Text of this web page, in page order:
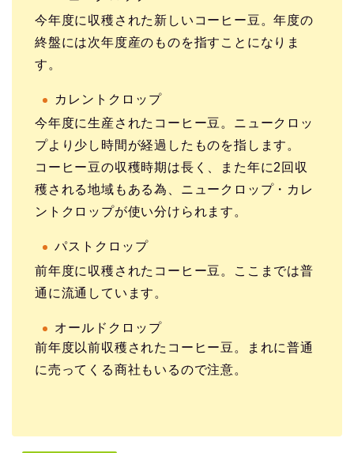
今年度に収穫された新しいコーヒー豆。年度の
終盤には次年度産のものを指すことになりま
す。
カレントクロップ
今年度に生産されたコーヒー豆。ニュークロッ
プより少し時間が経過したものを指します。
コーヒー豆の収穫時期は長く、また年に2回収
穫される地域もある為、ニュークロップ・カレ
ントクロップが使い分けられます。
パストクロップ
前年度に収穫されたコーヒー豆。ここまでは普
通に流通しています。
オールドクロップ
前年度以前収穫されたコーヒー豆。まれに普通
に売ってくる商社もいるので注意。